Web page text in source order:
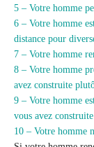
5 – Votre homme
6 – Votre homme
distance pour
7 – Votre homme
8 – Votre homme
avez construite
9 – Votre homme
vous avez
10 – Votre homme